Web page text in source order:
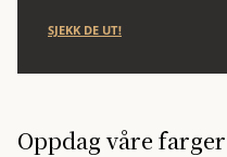
SJEKK DE UT!
Oppdag våre farger